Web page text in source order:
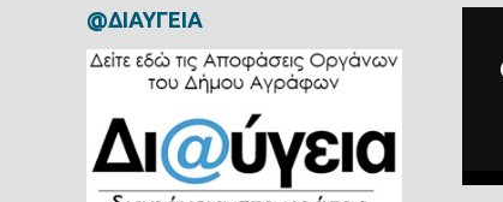
@ΔΙΑΥΓΕΙΑ